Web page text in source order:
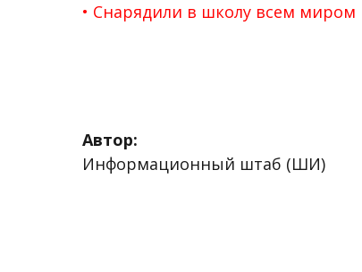
Снарядили в школу всем миром
Автор:
Информационный штаб (ШИ)